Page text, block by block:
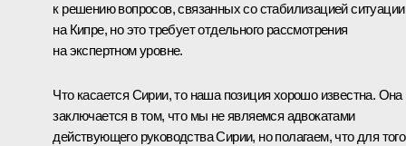
к решению вопросов, связанных со стабилизацией ситуации
на Кипре, но это требует отдельного рассмотрения
на экспертном уровне.
Что касается Сирии, то наша позиция хорошо известна. Она
заключается в том, что мы не являемся адвокатами
действующего руководства Сирии, но полагаем, что для